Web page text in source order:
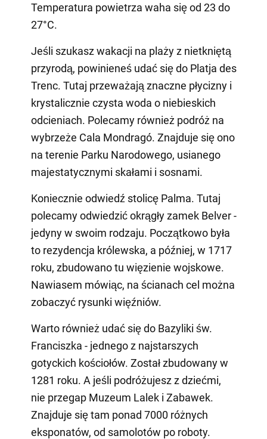
Temperatura powietrza waha się od 23 do
27°C.
Jeśli szukasz wakacji na plaży z nietkniętą
przyrodą, powinieneś udać się do Platja des
Trenc. Tutaj przeważają znaczne płycizny i
krystalicznie czysta woda o niebieskich
odcieniach. Polecamy również podróż na
wybrzeże Cala Mondragó. Znajduje się ono
na terenie Parku Narodowego, usianego
majestatycznymi skałami i sosnami.
Koniecznie odwiedź stolicę Palma. Tutaj
polecamy odwiedzić okrągły zamek Belver -
jedyny w swoim rodzaju. Początkowo była
to rezydencja królewska, a później, w 1717
roku, zbudowano tu więzienie wojskowe.
Nawiasem mówiąc, na ścianach cel można
zobaczyć rysunki więźniów.
Warto również udać się do Bazyliki św.
Franciszka - jednego z najstarszych
gotyckich kościołów. Został zbudowany w
1281 roku. A jeśli podróżujesz z dziećmi,
nie przegap Muzeum Lalek i Zabawek.
Znajduje się tam ponad 7000 różnych
eksponatów, od samolotów po roboty.